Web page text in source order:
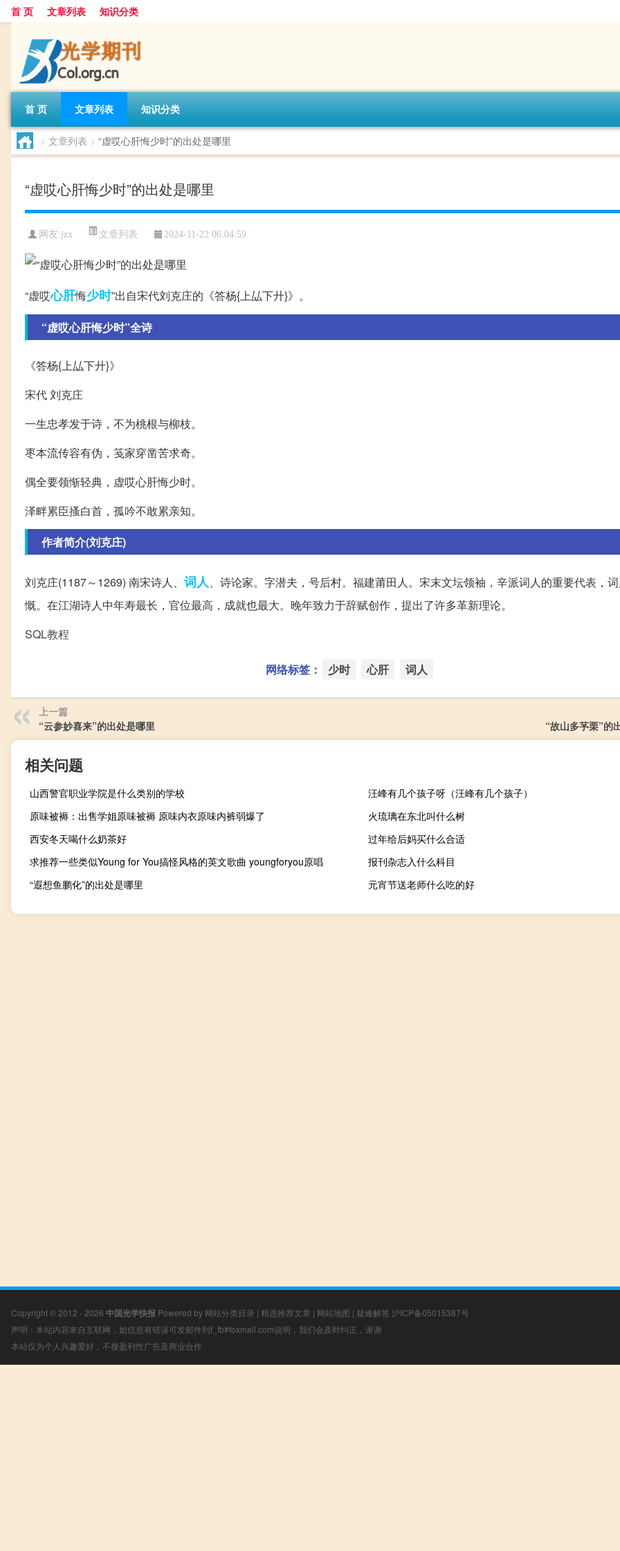
首 页 文章列表 知识分类
首 页 文章列表 知识分类
> 文章列表 > “虚哎心肝悔少时”的出处是哪里
“虚哎心肝悔少时”的出处是哪里
网友:jzx 文章列表 2024-11-22 06:04:59
“虚哎心肝悔少时”出自宋代刘克庄的《答杨{上厸下廾}》。
“虚哎心肝悔少时”全诗
《答杨{上厸下廾}》
宋代 刘克庄
一生忠孝发于诗，不为桃根与柳枝。
枣本流传容有伪，笺家穿凿苦求奇。
偶全要领惭轻典，虚哎心肝悔少时。
泽畔累臣搔白首，孤吟不敢累亲知。
作者简介(刘克庄)
刘克庄(1187～1269) 南宋诗人、 词人、诗论家。字潜夫，号后村。福建莆田人。宋末文坛领袖，辛派词人的重要代表，
慨。在江湖诗人中年寿最长，官位最高，成就也最大。晚年致力于辞赋创作，提出了许多革新理论。
SQL教程
网络标签： 少时 心肝 词人
上一篇
“云参妙喜来”的出处是哪里
“故山多芧栗”的
相关问题
山西警官职业学院是什么类别的学校
汪峰有几个孩子呀（汪峰有几个孩子）
原味被褥：出售学姐原味被褥 原味内衣原味内裤弱爆了
火琉璃在东北叫什么树
西安冬天喝什么奶茶好
过年给后妈买什么合适
求推荐一些类似Young for You搞怪风格的英文歌曲 youngforyou原唱
报刊杂志入什么科目
“遐想鱼鹏化”的出处是哪里
元宵节送老师什么吃的好
Copyright © 2012 - 2026 中国光学快报 Powered by 网站分类目录 | 精选推荐文章 | 网站地图 | 疑难解答 沪ICP备05015387号
声明：本站内容来自互联网，如信息有错误可发邮件到f_fb#foxmail.com说明，我们会及时纠正，谢谢
本站仅为个人兴趣爱好，不接盈利性广告及商业合作